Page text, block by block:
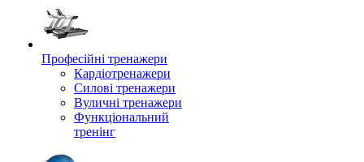
Професійні тренажери
Кардіотренажери
Силові тренажери
Вуличні тренажери
Функціональний
тренінг